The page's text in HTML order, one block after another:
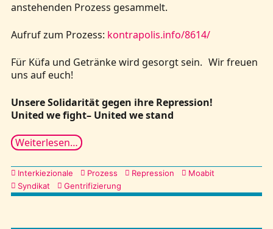
anstehenden Prozess gesammelt.
Aufruf zum Prozess: kontrapolis.info/8614/
Für Küfa und Getränke wird gesorgt sein. Wir freuen
uns auf euch!
Unsere Solidarität gegen ihre Repression!
United we fight– United we stand
Weiterlesen…
Kategorien
Interkiezionale Prozess Repression
Moabit
Syndikat
Gentrifizierung